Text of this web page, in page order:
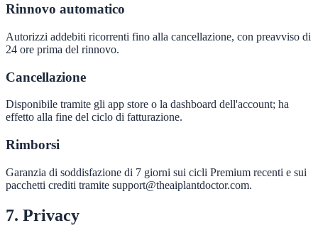
Rinnovo automatico
Autorizzi addebiti ricorrenti fino alla cancellazione, con preavviso di
24 ore prima del rinnovo.
Cancellazione
Disponibile tramite gli app store o la dashboard dell'account; ha
effetto alla fine del ciclo di fatturazione.
Rimborsi
Garanzia di soddisfazione di 7 giorni sui cicli Premium recenti e sui
pacchetti crediti tramite support@theaiplantdoctor.com.
7. Privacy